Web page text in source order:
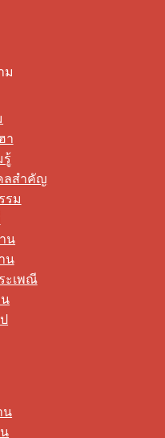
ม
า
รู้
ลสำคัญ
รม
น
น
ะเพณี
น
น